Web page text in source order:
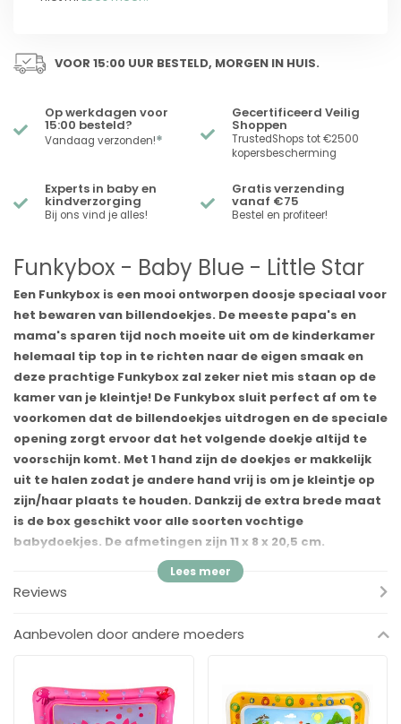
VOOR 15:00 UUR BESTELD, MORGEN IN HUIS.
Op werkdagen voor
15:00 besteld?
Vandaag verzonden!*
Gecertificeerd Veilig
Shoppen
TrustedShops tot €2500
kopersbescherming
Experts in baby en
kindverzorging
Bij ons vind je alles!
Gratis verzending
vanaf €75
Bestel en profiteer!
Funkybox - Baby Blue - Little Star
Een Funkybox is een mooi ontworpen doosje speciaal voor
het bewaren van billendoekjes. De meeste papa's en
mama's sparen tijd noch moeite uit om de kinderkamer
helemaal tip top in te richten naar de eigen smaak en
deze prachtige Funkybox zal zeker niet mis staan op de
kamer van je kleintje! De Funkybox sluit perfect af om te
voorkomen dat de billendoekjes uitdrogen en de speciale
opening zorgt ervoor dat het volgende doekje altijd te
voorschijn komt. Met 1 hand zijn de doekjes er makkelijk
uit te halen zodat je andere hand vrij is om je kleintje op
zijn/haar plaats te houden. Dankzij de extra brede maat
is de box geschikt voor alle soorten vochtige
babydoekjes. De afmetingen zijn 11 x 8 x 20,5 cm.
✓Funkybox Billendoekjes doosje
✓Thema: Leaves
Sluit perfect af, zodat de billendoekjes niet uitdrogen
Prachtige extra decoratie voor in de kinderkamer
Reviews
Aanbevolen door andere moeders